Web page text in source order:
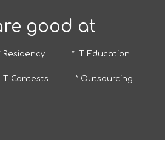
good at
Residency * IT Education
IT Contests * Outsourcing